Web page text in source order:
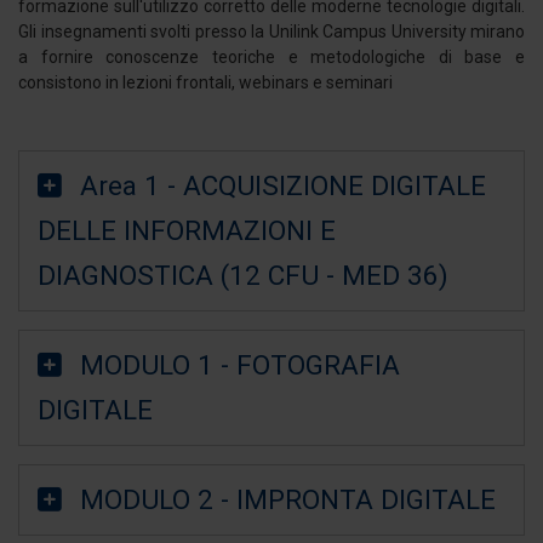
formazione sull'utilizzo corretto delle moderne tecnologie digitali.
Gli insegnamenti svolti presso la Unilink Campus University mirano
a fornire conoscenze teoriche e metodologiche di base e
consistono in lezioni frontali, webinars e seminari
Area 1 - ACQUISIZIONE DIGITALE
DELLE INFORMAZIONI E
DIAGNOSTICA (12 CFU - MED 36)
MODULO 1 - FOTOGRAFIA
DIGITALE
MODULO 2 - IMPRONTA DIGITALE